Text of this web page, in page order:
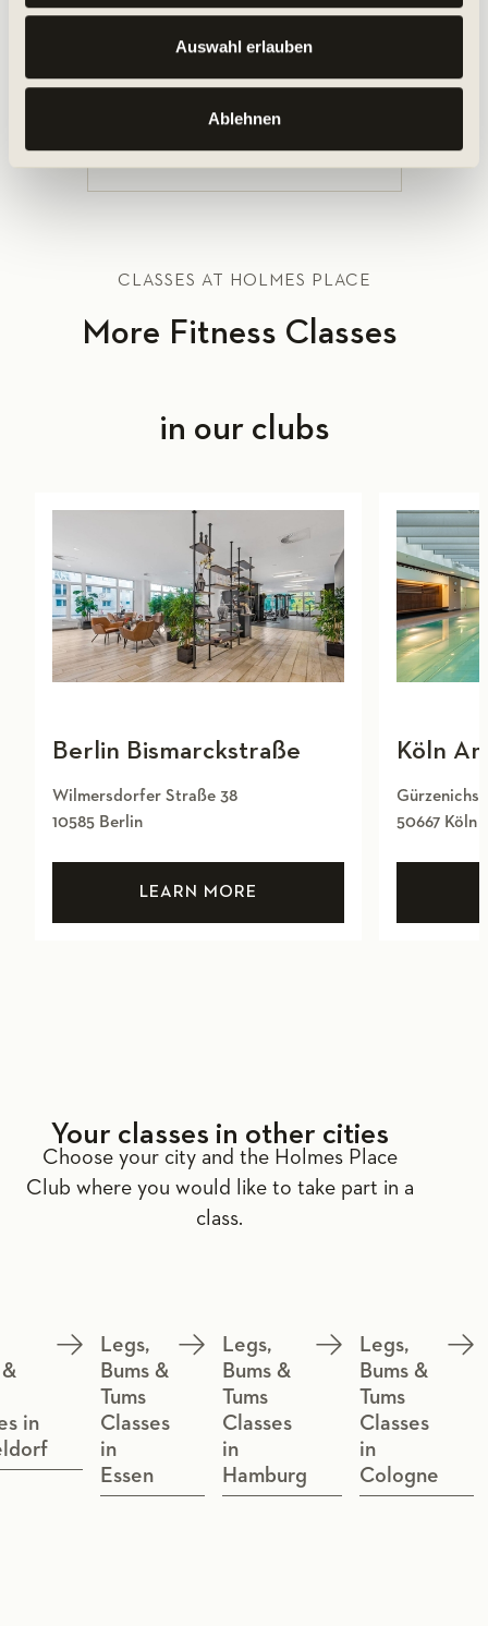
Auswahl erlauben
Ablehnen
LEARN MORE
CLASSES AT HOLMES PLACE
More Fitness Classes
in our clubs
Berlin Bismarckstraße
Wilmersdorfer Straße 38
10585 Berlin
LEARN MORE
Köln
50667 Köln
Your classes in other cities
Choose your city and the Holmes Place
Club where you would like to take part in a
class.
in
Legs,
Bums &
Tums
Classes
in
Essen
Legs,
Bums &
Tums
Classes
in
Hamburg
Legs,
Bums &
Tums
Classes
in
Cologne